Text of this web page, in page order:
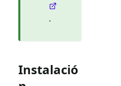
.
Instalació